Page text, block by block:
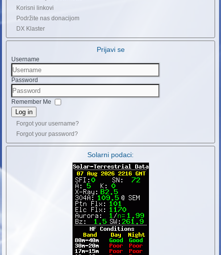
Korisni linkovi
Podržite nas donacijom
DX Klaster
Prijavi se
Username
Password
Remember Me
Log in
Forgot your username?
Forgot your password?
Solarni podaci: